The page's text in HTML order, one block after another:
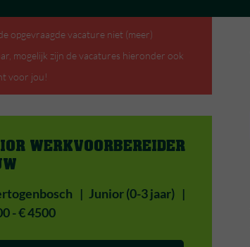
opgevraagde vacature niet (meer)
mogelijk zijn de vacatures hieronder ook
voor jou!
WERKVOORBEREIDER
Junior (0-3 jaar)
- € 4500